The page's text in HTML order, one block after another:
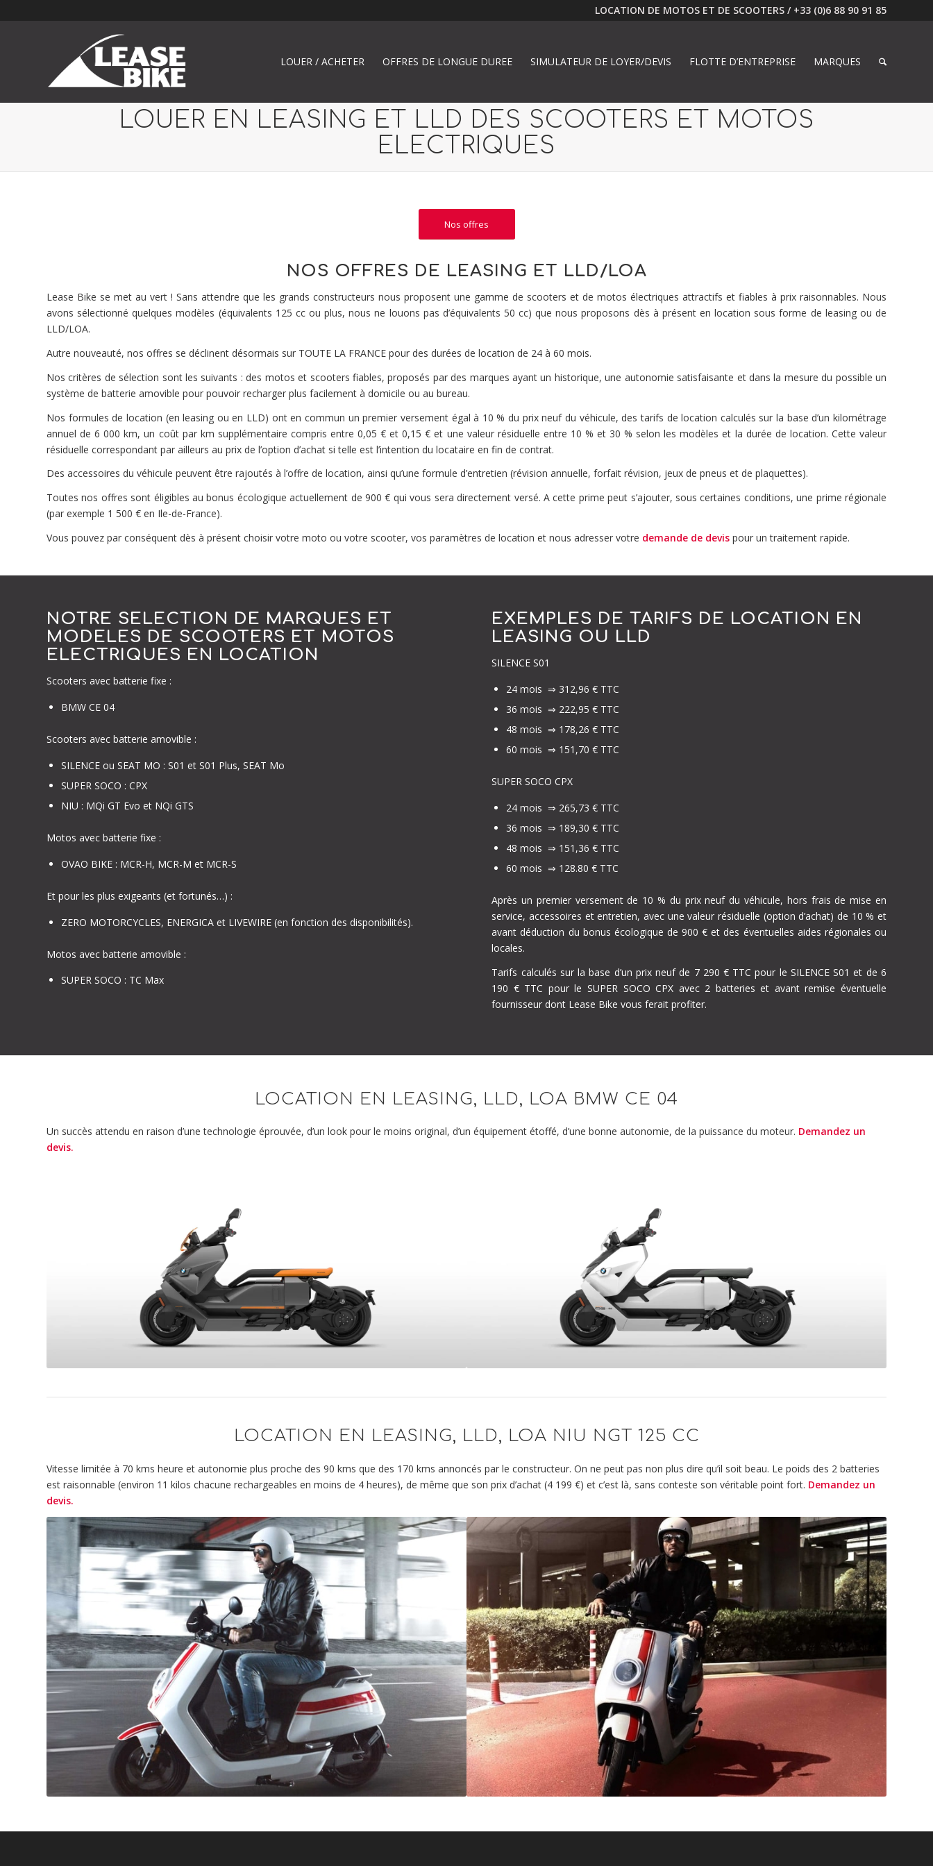
LOCATION DE MOTOS ET DE SCOOTERS / +33 (0)6 88 90 91 85
LOUER / ACHETER OFFRES DE LONGUE DUREE SIMULATEUR DE LOYER/DEVIS FLOTTE D’ENTREPRISE MARQUES
LOUER EN LEASING ET LLD DES SCOOTERS ET MOTOS
ELECTRIQUES
Nos offres
NOS OFFRES DE LEASING ET LLD/LOA
Lease Bike se met au vert ! Sans attendre que les grands constructeurs nous proposent une gamme de scooters et de motos électriques attractifs et fiables à prix raisonnables. Nous
avons sélectionné quelques modèles (équivalents 125 cc ou plus, nous ne louons pas d’équivalents 50 cc) que nous proposons dès à présent en location sous forme de leasing ou de
LLD/LOA.
Autre nouveauté, nos offres se déclinent désormais sur TOUTE LA FRANCE pour des durées de location de 24 à 60 mois.
Nos critères de sélection sont les suivants : des motos et scooters fiables, proposés par des marques ayant un historique, une autonomie satisfaisante et dans la mesure du possible un
système de batterie amovible pour pouvoir recharger plus facilement à domicile ou au bureau.
Nos formules de location (en leasing ou en LLD) ont en commun un premier versement égal à 10 % du prix neuf du véhicule, des tarifs de location calculés sur la base d’un kilométrage
annuel de 6 000 km, un coût par km supplémentaire compris entre 0,05 € et 0,15 € et une valeur résiduelle entre 10 % et 30 % selon les modèles et la durée de location. Cette valeur
résiduelle correspondant par ailleurs au prix de l’option d’achat si telle est l’intention du locataire en fin de contrat.
Des accessoires du véhicule peuvent être rajoutés à l’offre de location, ainsi qu’une formule d’entretien (révision annuelle, forfait révision, jeux de pneus et de plaquettes).
Toutes nos offres sont éligibles au bonus écologique actuellement de 900 € qui vous sera directement versé. A cette prime peut s’ajouter, sous certaines conditions, une prime régionale
(par exemple 1 500 € en Ile-de-France).
Vous pouvez par conséquent dès à présent choisir votre moto ou votre scooter, vos paramètres de location et nous adresser votre demande de devis pour un traitement rapide.
NOTRE SELECTION DE MARQUES ET
MODELES DE SCOOTERS ET MOTOS
ELECTRIQUES EN LOCATION
Scooters avec batterie fixe :
BMW CE 04
Scooters avec batterie amovible :
SILENCE ou SEAT MO : S01 et S01 Plus, SEAT Mo
SUPER SOCO : CPX
NIU : MQi GT Evo et NQi GTS
Motos avec batterie fixe :
OVAO BIKE : MCR-H, MCR-M et MCR-S
Et pour les plus exigeants (et fortunés…) :
ZERO MOTORCYCLES, ENERGICA et LIVEWIRE (en fonction des disponibilités).
Motos avec batterie amovible :
SUPER SOCO : TC Max
EXEMPLES DE TARIFS DE LOCATION EN
LEASING OU LLD
SILENCE S01
24 mois ⇒ 312,96 € TTC
36 mois ⇒ 222,95 € TTC
48 mois ⇒ 178,26 € TTC
60 mois ⇒ 151,70 € TTC
SUPER SOCO CPX
24 mois ⇒ 265,73 € TTC
36 mois ⇒ 189,30 € TTC
48 mois ⇒ 151,36 € TTC
60 mois ⇒ 128.80 € TTC
Après un premier versement de 10 % du prix neuf du véhicule, hors frais de mise en
service, accessoires et entretien, avec une valeur résiduelle (option d’achat) de 10 % et
avant déduction du bonus écologique de 900 € et des éventuelles aides régionales ou
locales.
Tarifs calculés sur la base d’un prix neuf de 7 290 € TTC pour le SILENCE S01 et de 6
190 € TTC pour le SUPER SOCO CPX avec 2 batteries et avant remise éventuelle
fournisseur dont Lease Bike vous ferait profiter.
LOCATION EN LEASING, LLD, LOA BMW CE 04
Un succès attendu en raison d’une technologie éprouvée, d’un look pour le moins original, d’un équipement étoffé, d’une bonne autonomie, de la puissance du moteur. Demandez un
devis.
LOCATION EN LEASING, LLD, LOA NIU NGT 125 CC
Vitesse limitée à 70 kms heure et autonomie plus proche des 90 kms que des 170 kms annoncés par le constructeur. On ne peut pas non plus dire qu’il soit beau. Le poids des 2 batteries
est raisonnable (environ 1 1 kilos chacune rechargeables en moins de 4 heures), de même que son prix d’achat (4 199 €) et c’est là, sans conteste son véritable point fort. Demandez un
devis.